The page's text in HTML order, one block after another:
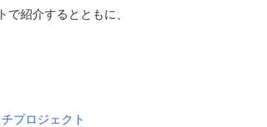
紹介するとともに、